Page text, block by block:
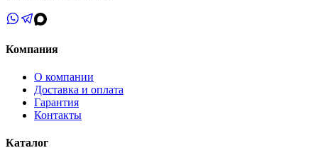
Компания
О компании
Доставка и оплата
Гарантия
Контакты
Каталог